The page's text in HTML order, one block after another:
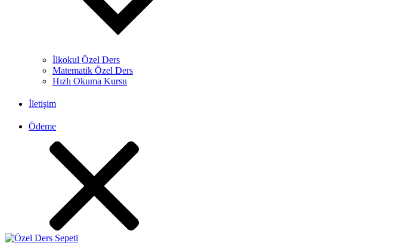
İlkokul Özel Ders
Matematik Özel Ders
Hızlı Okuma Kursu
İletişim
Ödeme